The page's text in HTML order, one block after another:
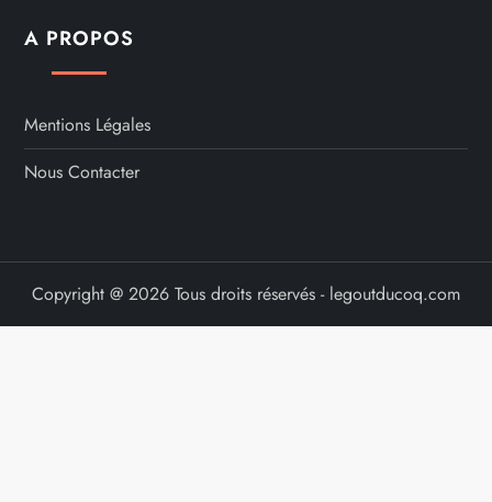
A PROPOS
Mentions Légales
Nous Contacter
Copyright @ 2026 Tous droits réservés - legoutducoq.com